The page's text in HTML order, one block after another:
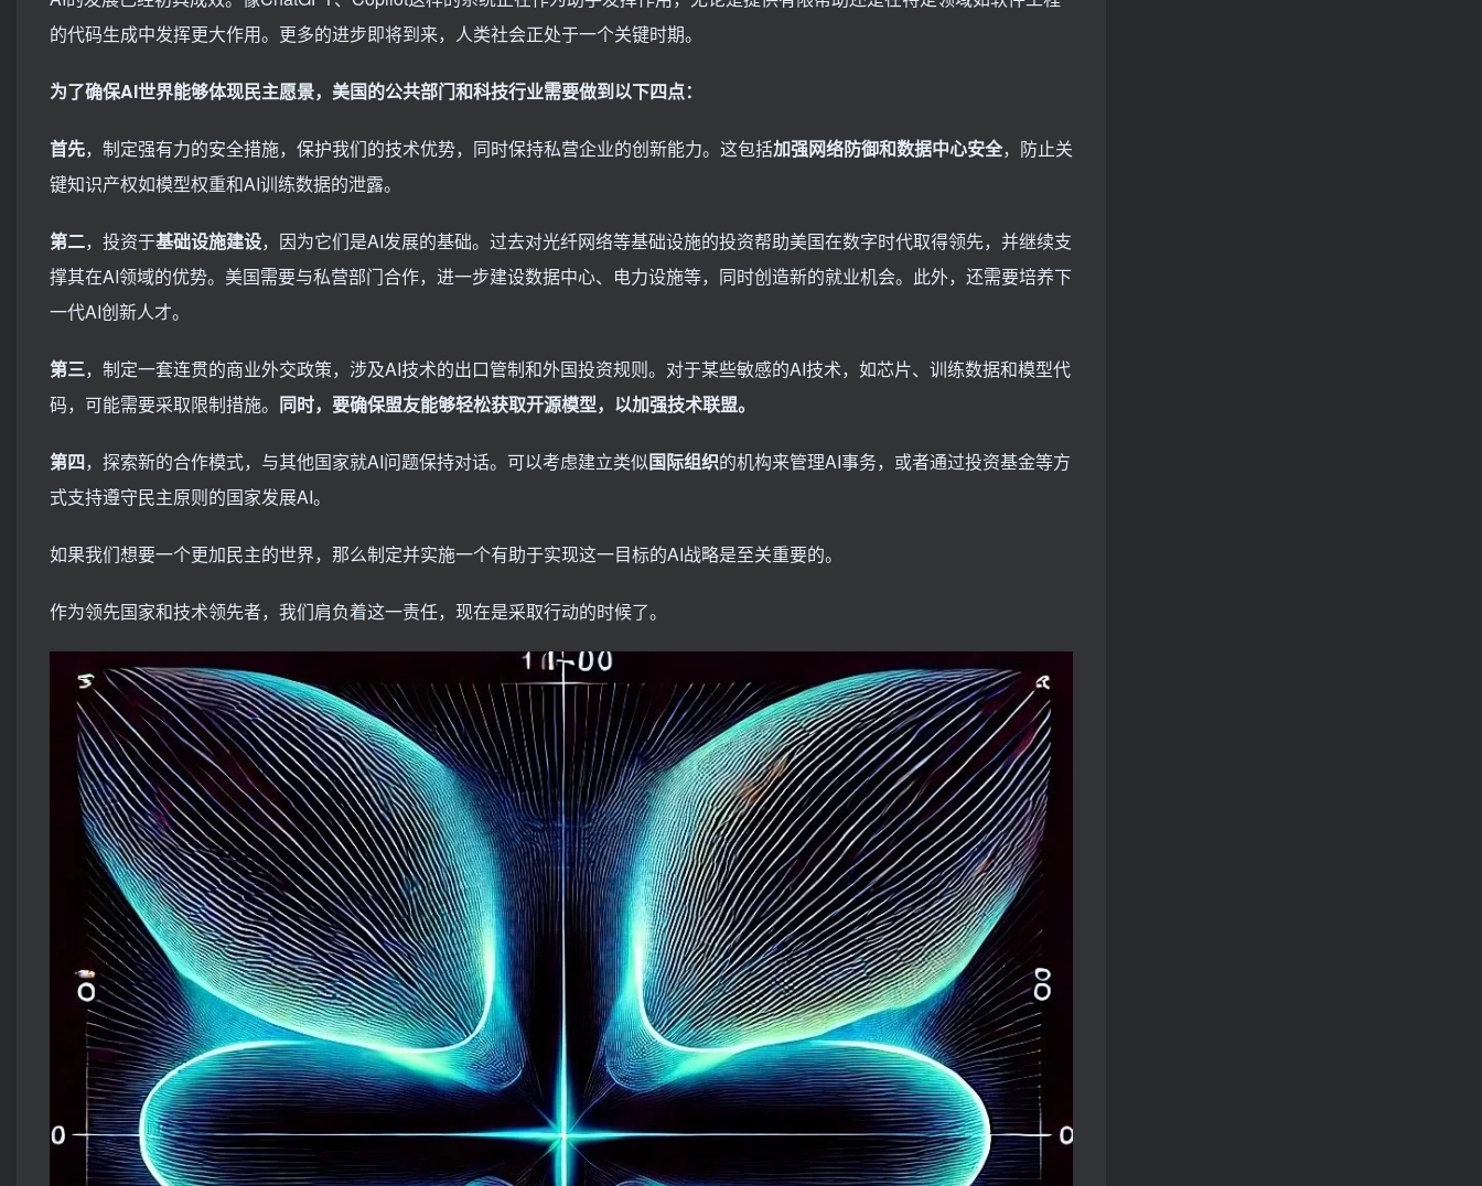
的代码生成中发挥更大作用。更多的进步即将到来，人类社会正处于一个关键时期。
为了确保AI世界能够体现民主愿景，美国的公共部门和科技行业需要做到以下四点：
首先，制定强有力的安全措施，保护我们的技术优势，同时保持私营企业的创新能力。这包括加强网络防御和数据中心安全，防止关
键知识产权如模型权重和AI训练数据的泄露。
第二，投资于基础设施建设，因为它们是AI发展的基础。过去对光纤网络等基础设施的投资帮助美国在数字时代取得领先，并继续支
撑其在AI领域的优势。美国需要与私营部门合作，进一步建设数据中心、电力设施等，同时创造新的就业机会。此外，还需要培养下
一代AI创新人才。
第三，制定一套连贯的商业外交政策，涉及AI技术的出口管制和外国投资规则。对于某些敏感的AI技术，如芯片、训练数据和模型代
码，可能需要采取限制措施。 同时，要确保盟友能够轻松获取开源模型，以加强技术联盟。
第四，探索新的合作模式，与其他国家就AI问题保持对话。可以考虑建立类似国际组织的机构来管理AI事务，或者通过投资基金等方
式支持遵守民主原则的国家发展AI。
如果我们想要一个更加民主的世界，那么制定并实施一个有助于实现这一目标的AI战略是至关重要的。
作为领先国家和技术领先者，我们肩负着这一责任，现在是采取行动的时候了。